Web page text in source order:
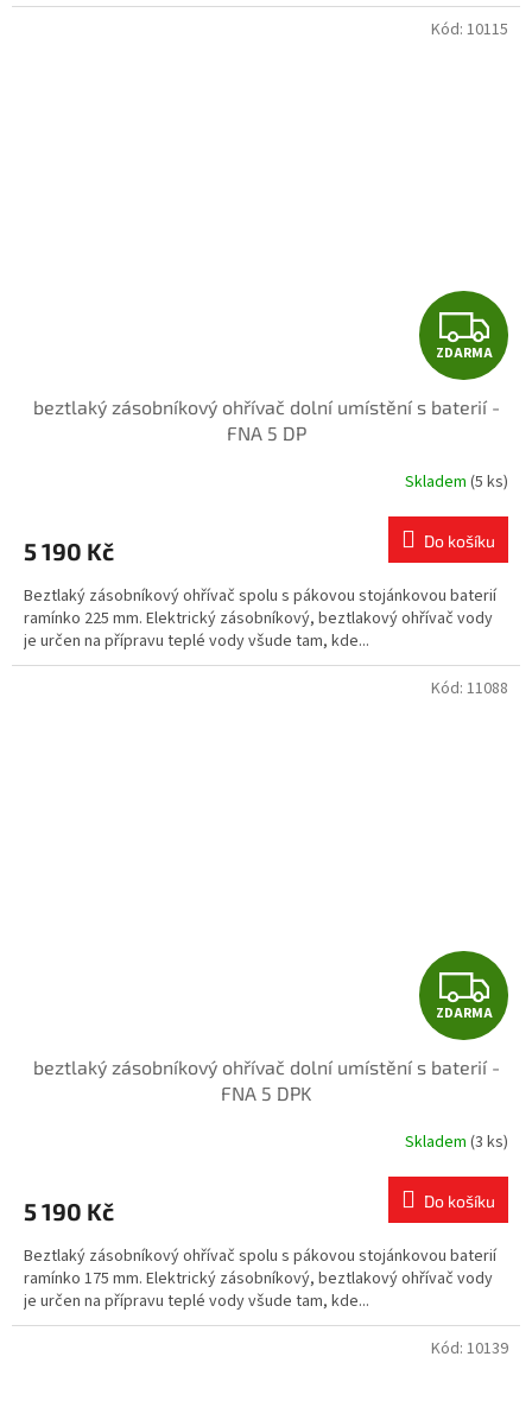
Z
D
A
R
M
A
ZDARMA
beztlaký zásobníkový ohřívač dolní umístění s baterií -
FNA 5 DP
je
z
5
hvězdiček.
Skladem(5 ks)
5 190 Kč Do košíku
Beztlaký zásobníkový ohřívač spolu s pákovou stojánkovou baterií
ramínko 225 mm. Elektrický zásobníkový, beztlakový ohřívač vody
je určen na přípravu teplé vody všude tam, kde...
Kód: 10115
Z
D
A
R
M
A
ZDARMA
beztlaký zásobníkový ohřívač dolní umístění s baterií -
FNA 5 DPK
je
z
5
hvězdiček.
Skladem(3 ks)
5 190 Kč Do košíku
Beztlaký zásobníkový ohřívač spolu s pákovou stojánkovou baterií
ramínko 175 mm. Elektrický zásobníkový, beztlakový ohřívač vody
je určen na přípravu teplé vody všude tam, kde...
Kód: 11088
Kód: 10139